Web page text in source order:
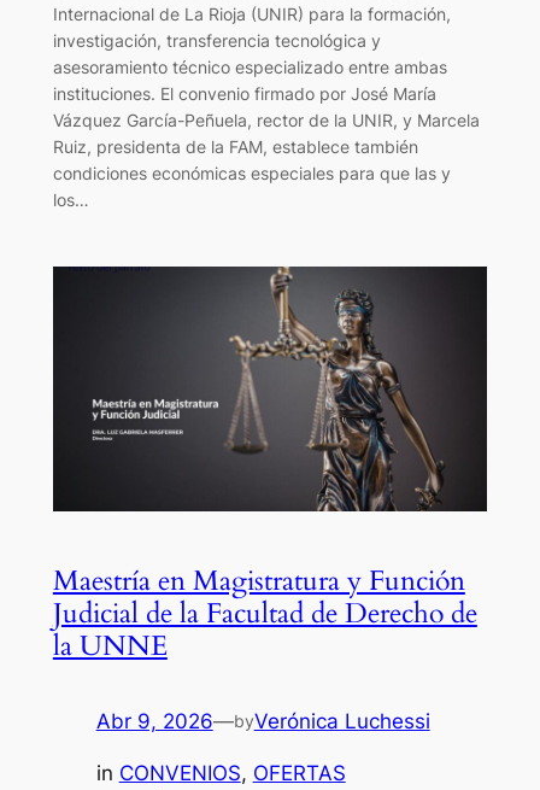
Internacional de La Rioja (UNIR) para la formación,
investigación, transferencia tecnológica y
asesoramiento técnico especializado entre ambas
instituciones. El convenio firmado por José María
Vázquez García-Peñuela, rector de la UNIR, y Marcela
Ruiz, presidenta de la FAM, establece también
condiciones económicas especiales para que las y
los…
Maestría en Magistratura y Función
Judicial de la Facultad de Derecho de
la UNNE
Abr 9, 2026—byVerónica Luchessi
in CONVENIOS, OFERTAS